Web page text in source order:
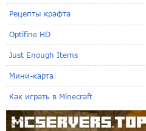
Рецепты крафта
Optifine HD
Just Enough Items
Мини-карта
Как играть в Minecraft